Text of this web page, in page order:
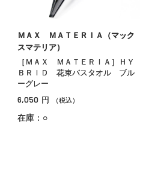
ＭＡＸ ＭＡＴＥＲＩＡ（マック
スマテリア）
［ＭＡＸ ＭＡＴＥＲＩＡ］ＨＹ
ＢＲＩＤ 花束バスタオル ブル
ーグレー
6,050 円 （税込）
在庫：○